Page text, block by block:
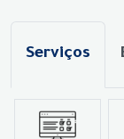
Serviços